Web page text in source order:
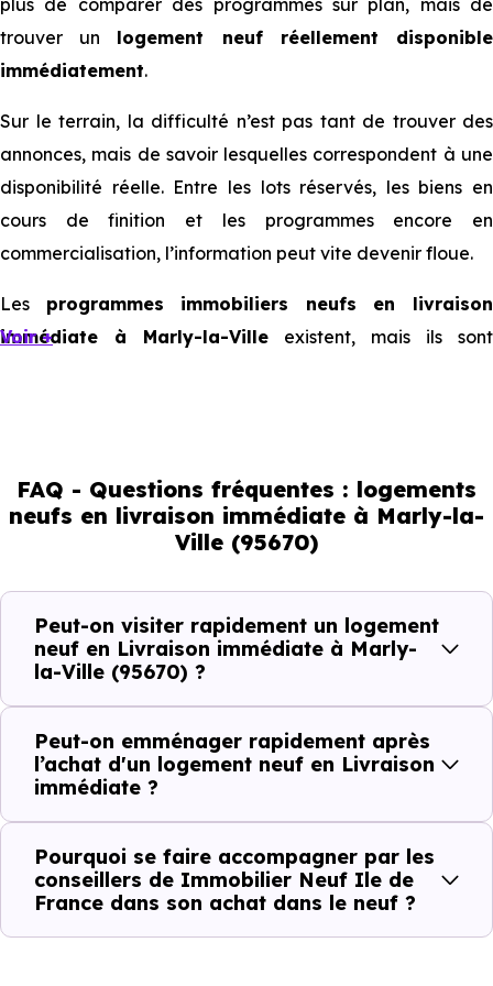
plus de comparer des programmes sur plan, mais de
trouver un logement neuf réellement disponible
immédiatement.
Sur le terrain, la difficulté n’est pas tant de trouver des
annonces, mais de savoir lesquelles correspondent à une
disponibilité réelle. Entre les lots réservés, les biens en
cours de finition et les programmes encore en
commercialisation, l’information peut vite devenir floue.
Les programmes immobiliers neufs en livraison
immédiate à Marly-la-Ville existent, mais ils sont
Livraison immédiate : ce que vous
pouvez réellement faire
concrète. Le logement neuf est là, vous pouvez le voir, et
le projet peut avancer rapidement.
Action Ce que cela change pour vous
Visiter Vous voyez le bien tel qu’il est
Comparer Vous comparez des biens réels
Voir +
FAQ - Questions fréquentes : logements
neufs en livraison immédiate à Marly-la-
Ville (95670)
Peut-on visiter rapidement un logement
neuf en Livraison immédiate à Marly-
la-Ville (95670) ?
Peut-on emménager rapidement après
l’achat d'un logement neuf en Livraison
immédiate ?
Pourquoi se faire accompagner par les
conseillers de Immobilier Neuf Ile de
France dans son achat dans le neuf ?